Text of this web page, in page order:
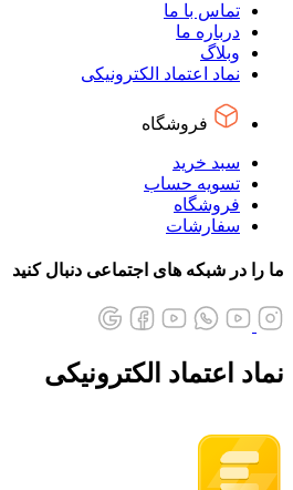
تماس با ما
درباره ما
وبلاگ
نماد اعتماد الکترونیکی
فروشگاه
سبد خرید
تسویه حساب
فروشگاه
سفارشات
ما را در شبکه های اجتماعی دنبال کنید
نماد اعتماد الکترونیکی